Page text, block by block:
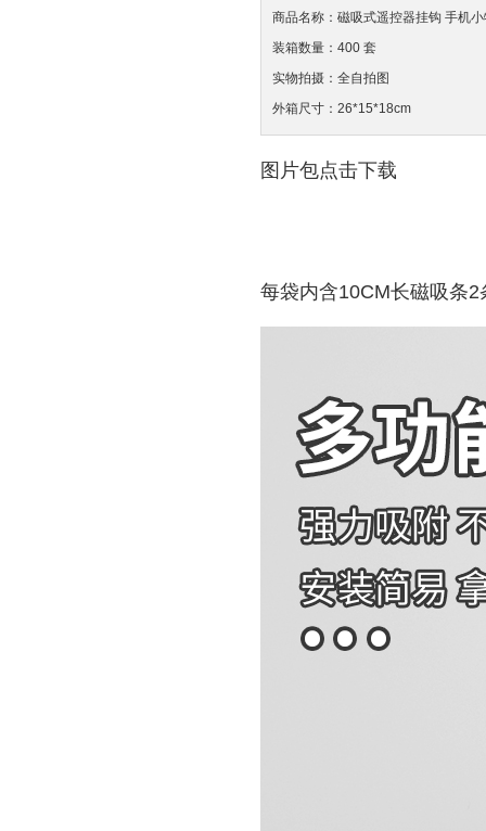
商品名称：磁吸式遥控器挂钩 手机
装箱数量：400 套
实物拍摄：全自拍图
外箱尺寸：26*15*18cm
图片包点击下载
每袋内含10CM长磁吸条